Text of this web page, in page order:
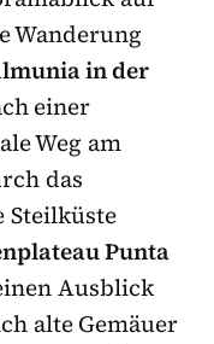
Wanderung
in der
einer
Weg am
das
Steilküste
Punta
Ausblick
alte Gemäuer